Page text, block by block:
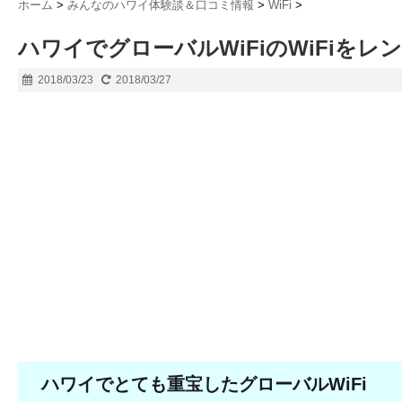
ホーム > みんなのハワイ体験談＆口コミ情報 > WiFi >
ハワイでグローバルWiFiのWiFiをレ
2018/03/23 2018/03/27
ハワイでとても重宝したグローバルWiFi